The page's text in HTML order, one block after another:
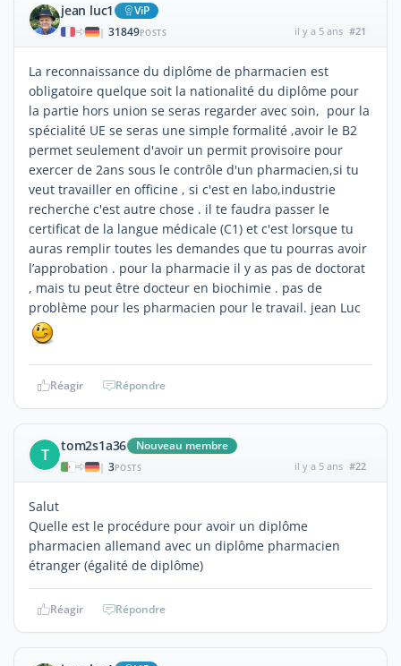
jean luc1 ViP
| 31849POSTS il y a 5 ans #21
La reconnaissance du diplôme de pharmacien est
obligatoire quelque soit la nationalité du diplôme pour
la partie hors union se seras regarder avec soin, pour la
spécialité UE se seras une simple formalité ,avoir le B2
permet seulement d'avoir un permit provisoire pour
exercer de 2ans sous le contrôle d'un pharmacien,si tu
veut travailler en officine , si c'est en labo,industrie
recherche c'est autre chose . il te faudra passer le
certificat de la langue médicale (C1) et c'est lorsque tu
auras remplir toutes les demandes que tu pourras avoir
l’approbation . pour la pharmacie il y as pas de doctorat
, mais tu peut être docteur en biochimie . pas de
problème pour les pharmacien pour le travail. jean Luc
Réagir Répondre
T tom2s1a36 Nouveau membre
| 3POSTS il y a 5 ans #22
Salut
Quelle est le procédure pour avoir un diplôme
pharmacien allemand avec un diplôme pharmacien
étranger (égalité de diplôme)
Réagir Répondre